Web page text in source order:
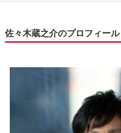
佐々木蔵之介のプロフィール